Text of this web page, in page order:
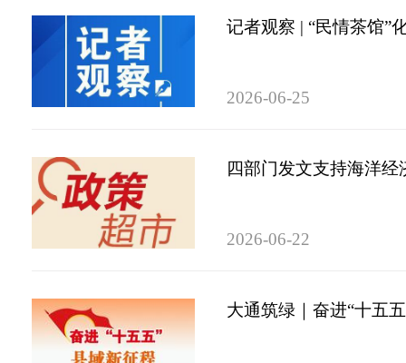
记者观察 | “民情茶馆”
2026-06-25
四部门发文支持海洋
2026-06-22
大通筑绿｜奋进“十五